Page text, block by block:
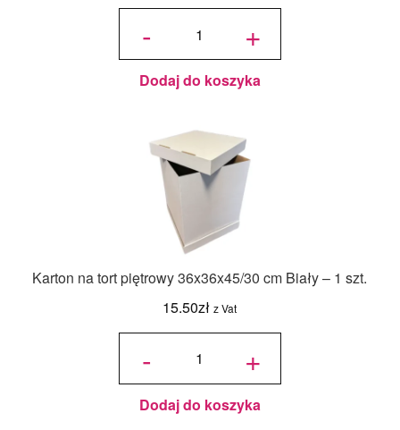
-
ilość
olejowy
Food
Colours -
Zielony
Butelkowy
+
Dodaj do koszyka
Karton na tort piętrowy 36x36x45/30 cm Biały – 1 szt.
15.50zł z Vat
-
ilość Karton
36x36x45/30
cm Biały - 1
szt. +
Dodaj do koszyka